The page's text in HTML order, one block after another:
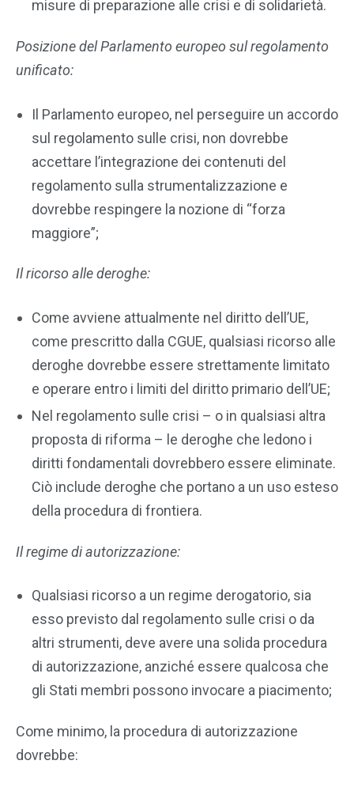
misure di preparazione alle crisi e di solidarietà.
Posizione del Parlamento europeo sul regolamento
unificato:
Il Parlamento europeo, nel perseguire un accordo
sul regolamento sulle crisi, non dovrebbe
accettare l’integrazione dei contenuti del
regolamento sulla strumentalizzazione e
dovrebbe respingere la nozione di “forza
maggiore”;
Il ricorso alle deroghe:
Come avviene attualmente nel diritto dell’UE,
come prescritto dalla CGUE, qualsiasi ricorso alle
deroghe dovrebbe essere strettamente limitato
e operare entro i limiti del diritto primario dell’UE;
Nel regolamento sulle crisi – o in qualsiasi altra
proposta di riforma – le deroghe che ledono i
diritti fondamentali dovrebbero essere eliminate.
Ciò include deroghe che portano a un uso esteso
della procedura di frontiera.
Il regime di autorizzazione:
Qualsiasi ricorso a un regime derogatorio, sia
esso previsto dal regolamento sulle crisi o da
altri strumenti, deve avere una solida procedura
di autorizzazione, anziché essere qualcosa che
gli Stati membri possono invocare a piacimento;
Come minimo, la procedura di autorizzazione
dovrebbe: